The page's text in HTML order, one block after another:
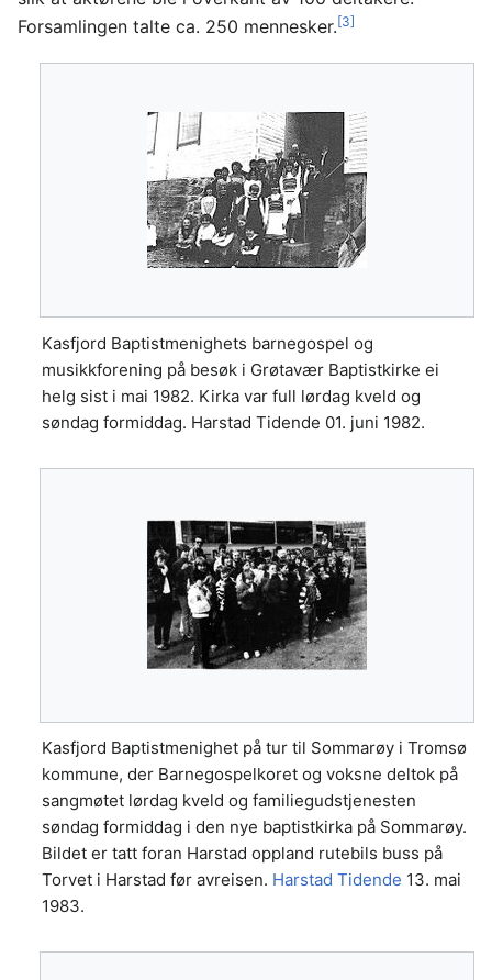
Forsamlingen talte ca. 250 mennesker.[3]
Kasfjord Baptistmenighets barnegospel og
musikkforening på besøk i Grøtavær Baptistkirke ei
helg sist i mai 1982. Kirka var full lørdag kveld og
søndag formiddag. Harstad Tidende 01. juni 1982.
Kasfjord Baptistmenighet på tur til Sommarøy i Tromsø
kommune, der Barnegospelkoret og voksne deltok på
sangmøtet lørdag kveld og familiegudstjenesten
søndag formiddag i den nye baptistkirka på Sommarøy.
Bildet er tatt foran Harstad oppland rutebils buss på
Torvet i Harstad før avreisen. Harstad Tidende 13. mai
1983.